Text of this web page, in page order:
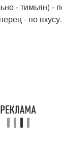
- тимьян) -
- по вкусу.